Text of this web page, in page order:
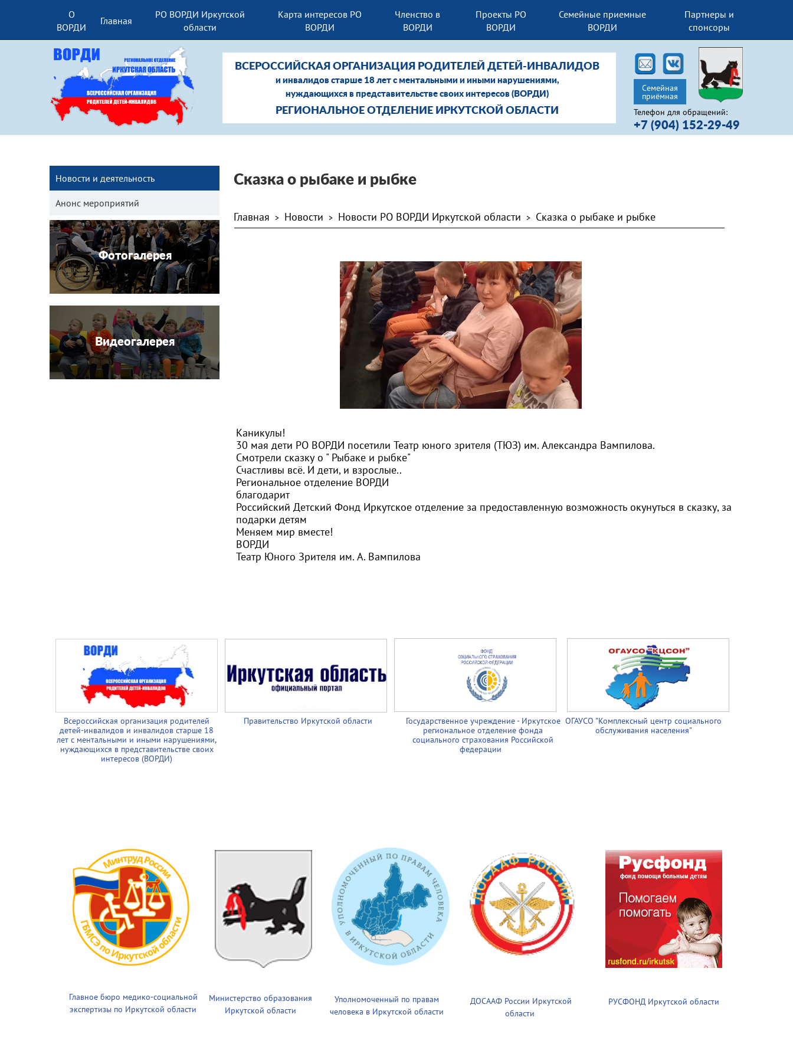
О
ВОРДИ
Главная
РО ВОРДИ Иркутской
области
Карта интересов РО
ВОРДИ
Членство в
ВОРДИ
Проекты РО
ВОРДИ
Семейные приемные
ВОРДИ
Партнеры и
спонсоры
Телефон для обращений:
+7 (904) 152-29-49
ВСЕРОССИЙСКАЯ ОРГАНИЗАЦИЯ РОДИТЕЛЕЙ ДЕТЕЙ-ИНВАЛИДОВ
и инвалидов старше 18 лет с ментальными и иными нарушениями,
нуждающихся в представительстве своих интересов (ВОРДИ)
РЕГИОНАЛЬНОЕ ОТДЕЛЕНИЕ ИРКУТСКОЙ ОБЛАСТИ
Семейная
приёмная
Новости и деятельность
Анонс мероприятий
Фотогалерея
Видеогалерея
Сказка о рыбаке и рыбке
Главная > Новости > Новости РО ВОРДИ Иркутской области > Сказка о рыбаке и рыбке
Каникулы!
30 мая дети РО ВОРДИ посетили Театр юного зрителя (ТЮЗ) им. Александра Вампилова.
Смотрели сказку о " Рыбаке и рыбке"
Счастливы всё. И дети, и взрослые..
Региональное отделение ВОРДИ
благодарит
Российский Детский Фонд Иркутское отделениеза предоставленную возможность окунуться в сказку, за
подарки детям
Меняем мир вместе!
ВОРДИ
Театр Юного Зрителя им. А. Вампилова
Всероссийская организация родителей
детей-инвалидов и инвалидов старше 18
лет с ментальными и иными нарушениями,
нуждающихся в представительстве своих
интересов (ВОРДИ)
Правительство Иркутской области
Государственное учреждение - Иркутское
региональное отделение фонда
социального страхования Российской
федерации
ОГАУСО "Комплексный центр социального
обслуживания населения"
Главное бюро медико-социальной
экспертизы по Иркутской области
Министерство образования
Иркутской области
Уполномоченный по правам
человека в Иркутской области
ДОСААФ России Иркутской
области
РУСФОНД Иркутской области